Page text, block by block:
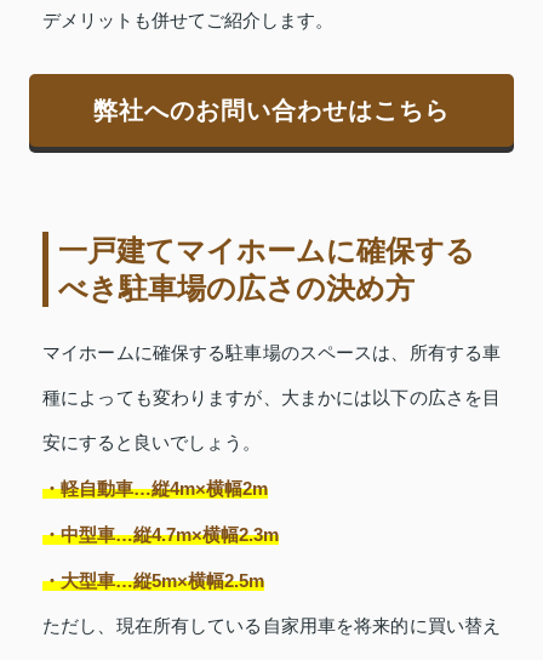
デメリットも併せてご紹介します。
弊社へのお問い合わせはこちら
一戸建てマイホームに確保する
べき駐車場の広さの決め方
マイホームに確保する駐車場のスペースは、所有する車
種によっても変わりますが、大まかには以下の広さを目
安にすると良いでしょう。
・軽自動車…縦4m×横幅2m
・中型車…縦4.7m×横幅2.3m
・大型車…縦5m×横幅2.5m
ただし、現在所有している自家用車を将来的に買い替え